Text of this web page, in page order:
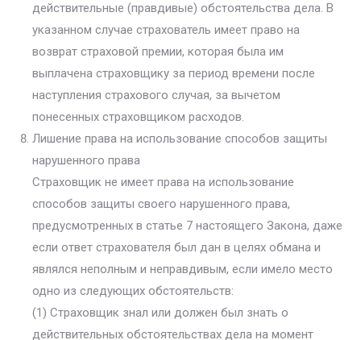
действительные (правдивые) обстоятельства дела. В
указанном случае страхователь имеет право на
возврат страховой премии, которая была им
выплачена страховщику за период времени после
наступления страхового случая, за вычетом
понесенных страховщиком расходов.
Лишение права на использование способов защиты
нарушенного права
Страховщик не имеет права на использование
способов защиты своего нарушенного права,
предусмотренных в статье 7 настоящего Закона, даже
если ответ страхователя был дан в целях обмана и
являлся неполным и неправдивым, если имело место
одно из следующих обстоятельств:
(1) Страховщик знал или должен был знать о
действительных обстоятельствах дела на момент